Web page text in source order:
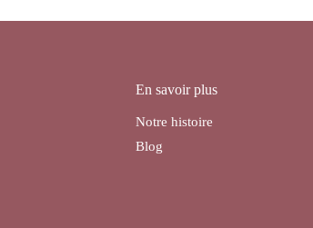
En savoir plus
Notre histoire
Blog